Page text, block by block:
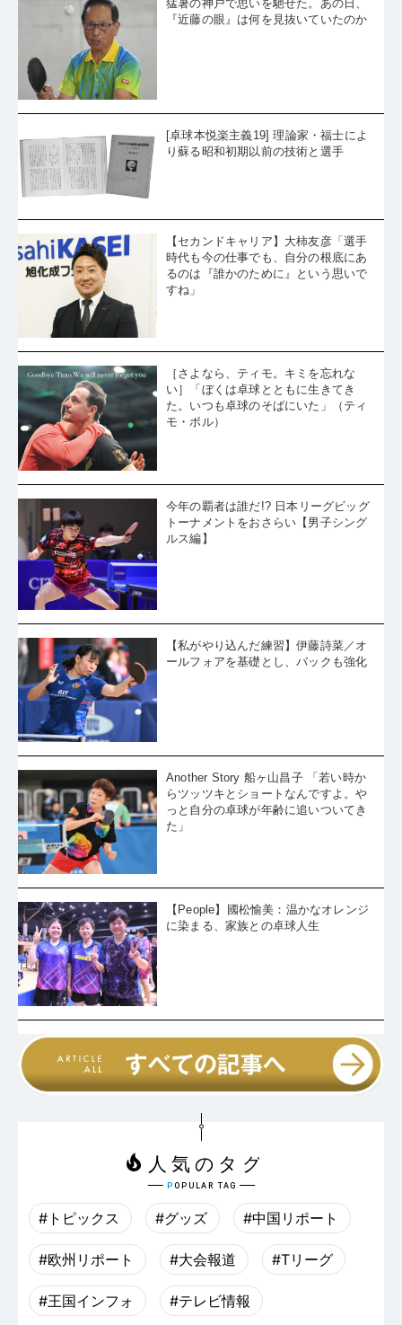
猛暑の神戸で思いを馳せた。あの日、
『近藤の眼』は何を見抜いていたのか
[卓球本悦楽主義19] 理論家・福士によ
り蘇る昭和初期以前の技術と選手
【セカンドキャリア】大柿友彦「選手
時代も今の仕事でも、自分の根底にあ
るのは『誰かのために』という思いで
すね」
［さよなら、ティモ。キミを忘れな
い］「ぼくは卓球とともに生きてき
た。いつも卓球のそばにいた」（ティ
モ・ボル）
今年の覇者は誰だ!? 日本リーグビッグ
トーナメントをおさらい【男子シング
ルス編】
【私がやり込んだ練習】伊藤詩菜／オ
ールフォアを基礎とし、バックも強化
Another Story 船ヶ山昌子 「若い時か
らツッツキとショートなんですよ。や
っと自分の卓球が年齢に追いついてき
た」
【People】國松愉美：温かなオレンジ
に染まる、家族との卓球人生
#トピックス #グッズ #中国リポート
#欧州リポート #大会報道 #Tリーグ
#王国インフォ #テレビ情報